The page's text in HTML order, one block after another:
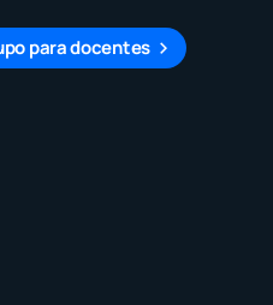
para docentes